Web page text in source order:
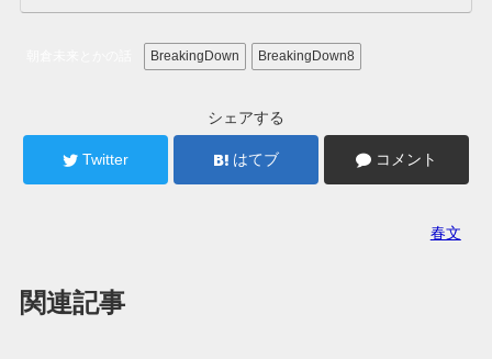
BreakingDown BreakingDown8
シェアする
Twitter はてブ コメント
春文
関連記事